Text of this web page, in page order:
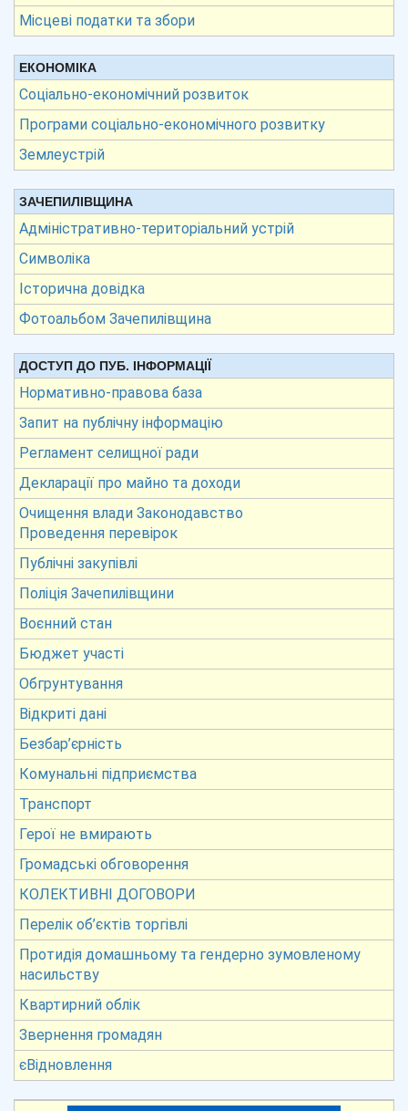
Місцеві податки та збори
ЕКОНОМІКА
Соціально-економічний розвиток
Програми соціально-економічного розвитку
Землеустрій
ЗАЧЕПИЛІВЩИНА
Адміністративно-територіальний устрій
Символіка
Історична довідка
Фотоальбом Зачепилівщина
ДОСТУП ДО ПУБ. ІНФОРМАЦІЇ
Нормативно-правова база
Запит на публічну інформацію
Регламент селищної ради
Декларації про майно та доходи
Очищення влади Законодавство
Проведення перевірок
Публічні закупівлі
Поліція Зачепилівщини
Воєнний стан
Бюджет участі
Обгрунтування
Відкриті дані
Безбар’єрність
Комунальні підприємства
Транспорт
Герої не вмирають
Громадські обговорення
КОЛЕКТИВНІ ДОГОВОРИ
Перелік об’єктів торгівлі
Протидія домашньому та гендерно зумовленому
насильству
Квартирний облік
Звернення громадян
єВідновлення